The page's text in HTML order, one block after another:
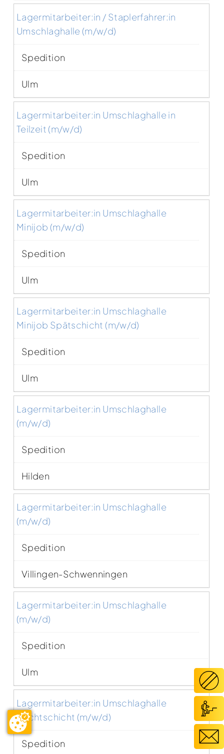
Lagermitarbeiter:in / Staplerfahrer:in
Umschlaghalle (m/w/d)
Spedition
Ulm
Lagermitarbeiter:in Umschlaghalle in
Teilzeit (m/w/d)
Spedition
Ulm
Lagermitarbeiter:in Umschlaghalle
Minijob (m/w/d)
Spedition
Ulm
Lagermitarbeiter:in Umschlaghalle
Minijob Spätschicht (m/w/d)
Spedition
Ulm
Lagermitarbeiter:in Umschlaghalle
(m/w/d)
Spedition
Hilden
Lagermitarbeiter:in Umschlaghalle
(m/w/d)
Spedition
Villingen-Schwenningen
Lagermitarbeiter:in Umschlaghalle
(m/w/d)
Spedition
Ulm
Lagermitarbeiter:in Umschlaghalle
Nachtschicht (m/w/d)
Spedition